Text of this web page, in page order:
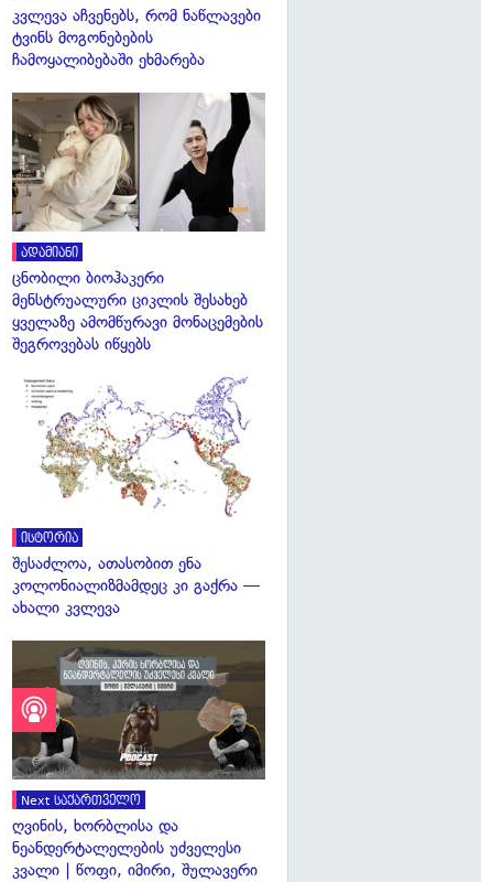
კვლევა აჩვენებს, რომ ნაწლავები
ტვინს მოგონებების
ჩამოყალიბებაში ეხმარება
ადამიანი
ცნობილი ბიოჰაკერი
მენსტრუალური ციკლის შესახებ
ყველაზე ამომწურავი მონაცემების
შეგროვებას იწყებს
ისტორია
შესაძლოა, ათასობით ენა
კოლონიალიზმამდეც კი გაქრა —
ახალი კვლევა
Next საქართველო
ღვინის, ხორბლისა და
ნეანდერტალელების უძველესი
კვალი | წოფი, იმირი, შულავერი